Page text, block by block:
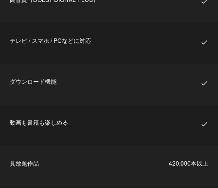
テレビ / スマホ / PCなどに対応
ダウンロード機能
動画も書籍も楽しめる
⾒放題作品 420,000本以上